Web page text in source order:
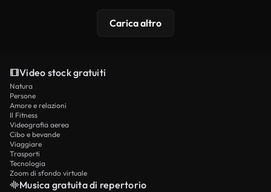
Carica altro
Video stock gratuiti
Natura
Persone
Amore e relazioni
Il Fitness
Videografia aerea
Cibo e bevande
Viaggiare
Trasporti
Tecnologia
Zoom di sfondo virtuale
Musica gratuita di repertorio